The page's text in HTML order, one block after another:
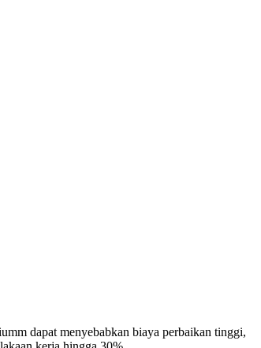
dapat menyebabkan biaya perbaikan tinggi,